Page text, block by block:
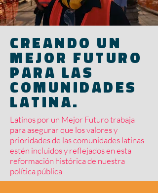
Creando un
mejor futuro
para las
comunidades
latina.
Latinos por un Mejor Futuro trabaja
para asegurar que los valores y
prioridades de las comunidades latinas
estén incluidos y reflejados en esta
reformación histórica de nuestra
política pública